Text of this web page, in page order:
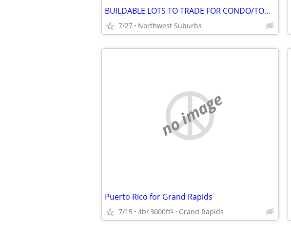
BUILDABLE LOTS TO TRADE FOR CONDO/TOWNHOME
7/27 Northwest Suburbs
no image
Puerto Rico for Grand Rapids
7/15 4br3000ft2 Grand Rapids